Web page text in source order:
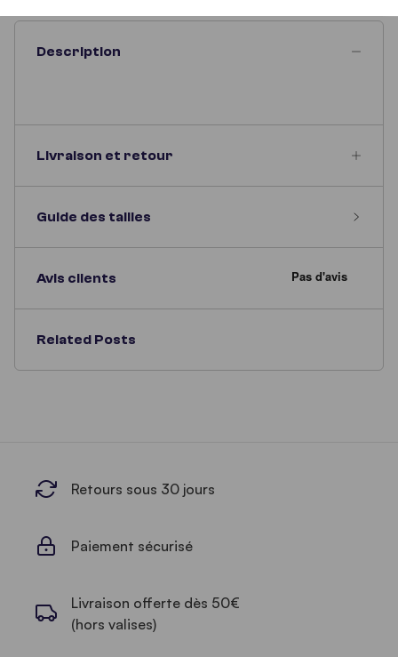
Description
Livraison et retour
Guide des tailles
Avis clients
Related Posts
Retours sous 30 jours
Paiement sécurisé
Livraison offerte dès 50€
(hors valises)